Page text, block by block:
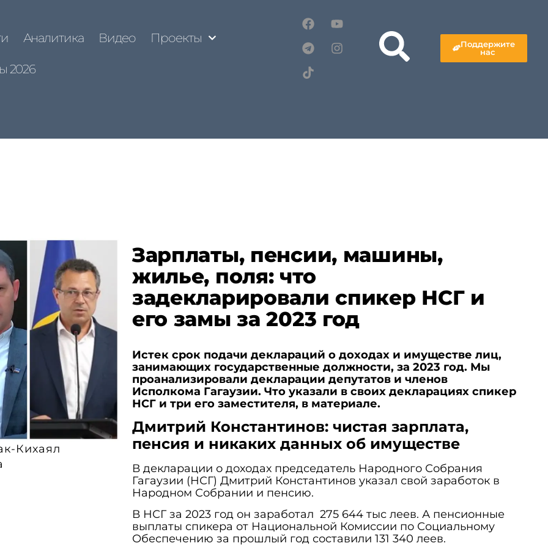
Аналитика Видео Проекты
2026
Поддержите
нас
Кихаял
Зарплаты, пенсии, машины,
жилье, поля: что
задекларировали спикер НСГ и
его замы за 2023 год
Истек срок подачи деклараций о доходах и имуществе лиц,
занимающих государственные должности, за 2023 год. Мы
проанализировали декларации депутатов и членов
Исполкома Гагаузии. Что указали в своих декларациях спикер
НСГ и три его заместителя, в материале.
Дмитрий Константинов: чистая зарплата,
пенсия и никаких данных об имуществе
В декларации о доходах председатель Народного Собрания
Гагаузии (НСГ) Дмитрий Константинов указал свой заработок в
Народном Собрании и пенсию.
В НСГ за 2023 год он заработал 275 644 тыс леев. А пенсионные
выплаты спикера от Национальной Комиссии по Социальному
Обеспечению за прошлый год составили 131 340 леев.